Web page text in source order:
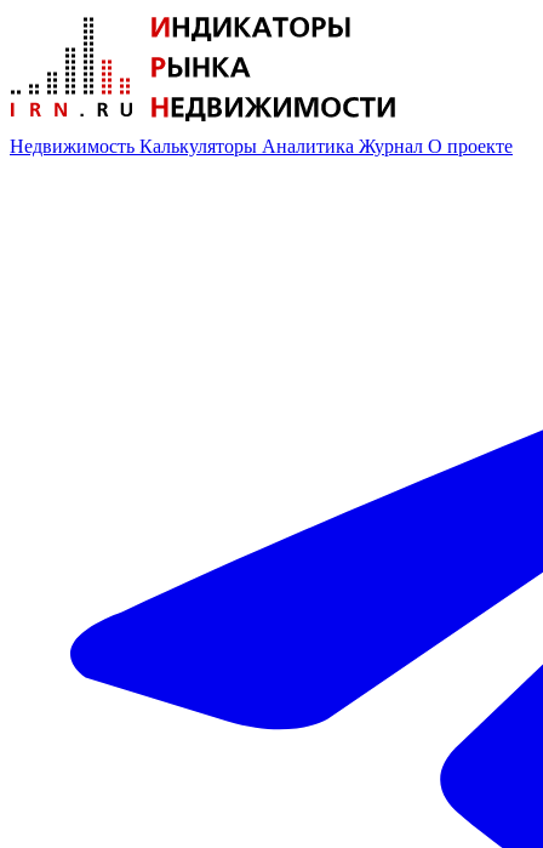
Недвижимость Калькуляторы Аналитика Журнал О проекте